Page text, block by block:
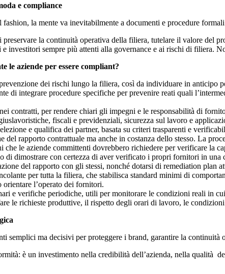
e compliance
la mente va inevitabilmente a documenti e procedure
la continuità operativa della filiera, tutelare il valore del
e investitori sempre più attenti alla governance e ai rischi di filiera.
le aziende per essere compliant?
dei rischi lungo la filiera, così da individuare in anticipo
di integrare procedure specifiche per prevenire reati quali
contratti, per rendere chiari gli impegni e le responsabilità di
fiscali e previdenziali, sicurezza sul lavoro e
e qualifica dei partner, basata su criteri trasparenti e
del rapporto contrattuale ma anche in costanza dello stesso. La
che le aziende committenti dovrebbero richiedere per verificare la
di dimostrare con certezza di aver verificato i propri fornitori in
del rapporto con gli stessi, nonché dotarsi di remediation
per tutta la filiera, che stabilisca standard minimi di
orientare l’operato dei fornitori.
e verifiche periodiche, utili per monitorare le condizioni reali in
le richieste produttive, il rispetto degli orari di lavoro, le
semplici ma decisivi per proteggere i brand, garantire la
è un investimento nella credibilità dell’azienda, nella qualità